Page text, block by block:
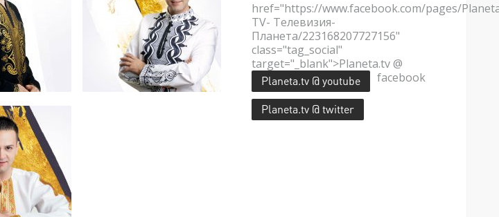
href="https://www.facebook.com/pages/
TV- Телевизия-
Планета/223168207727156"
class="tag_social"
target="_blank">Planeta.tv @
facebook
Planeta.tv @ youtube
Planeta.tv @ twitter